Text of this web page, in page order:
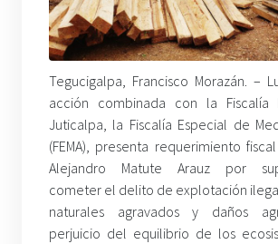
Tegucigalpa, Francisco Morazán. –
acción combinada con la Fiscalía
Juticalpa, la Fiscalía Especial de
(FEMA), presenta requerimiento
Alejandro Matute Arauz por
cometer el delito de explotación
naturales agravados y daños
perjuicio del equilibrio de los